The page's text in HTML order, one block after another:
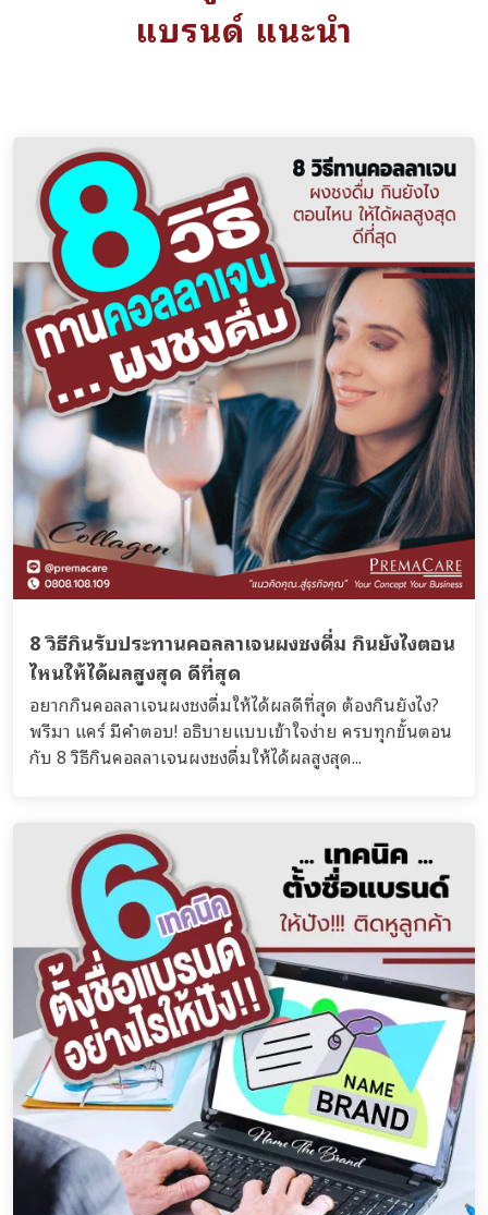
แบรนด์ แนะนำ
8 วิธีกินรับประทานคอลลาเจนผงชงดื่ม กินยังไงตอน
ไหนให้ได้ผลสูงสุด ดีที่สุด
อยากกินคอลลาเจนผงชงดื่มให้ได้ผลดีที่สุด ต้องกินยังไง?
พรีมา แคร์ มีคำตอบ! อธิบายแบบเข้าใจง่าย ครบทุกขั้นตอน
กับ 8 วิธีกินคอลลาเจนผงชงดื่มให้ได้ผลสูงสุด...